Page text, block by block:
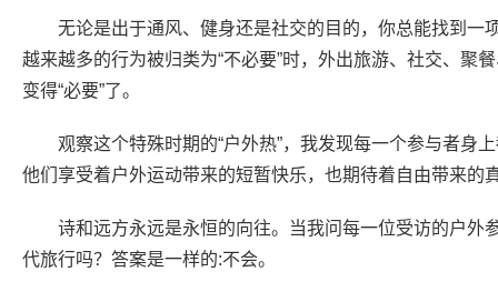
无论是出于通风、健身还是社交的目的，你总能找到一
越来越多的行为被归类为“不必要”时，外出旅游、社交、聚
变得“必要”了。
观察这个特殊时期的“户外热”，我发现每一个参与者身
他们享受着户外运动带来的短暂快乐，也期待着自由带来的
诗和远方永远是永恒的向往。当我问每一位受访的户外
代旅行吗？答案是一样的:不会。